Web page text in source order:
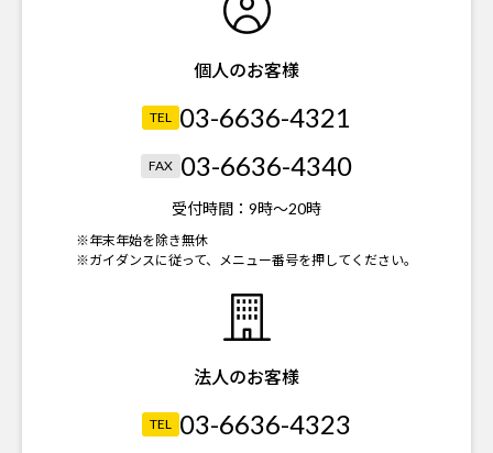
個人のお客様
TEL 03-6636-4321
FAX 03-6636-4340
受付時間： 9時～20時
※年末年始を除き無休
※ガイダンスに従って、メニュー番号を押してください。
法人のお客様
TEL 03-6636-4323